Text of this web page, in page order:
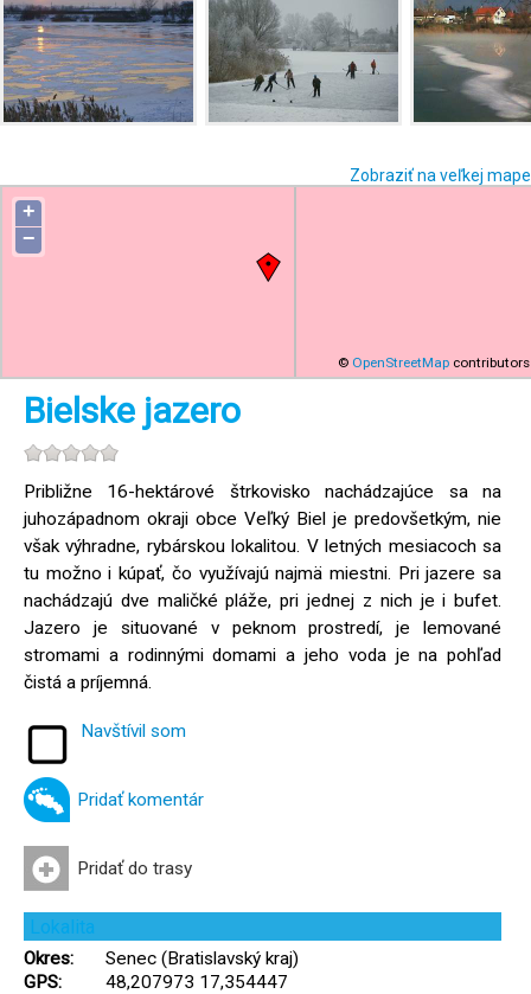
Zobraziť na veľkej mape
+
−
© OpenStreetMap contributors
Bielske jazero
Približne 16-hektárové štrkovisko nachádzajúce sa na
juhozápadnom okraji obce Veľký Biel je predovšetkým, nie
však výhradne, rybárskou lokalitou. V letných mesiacoch sa
tu možno i kúpať, čo využívajú najmä miestni. Pri jazere sa
nachádzajú dve maličké pláže, pri jednej z nich je i bufet.
Jazero je situované v peknom prostredí, je lemované
stromami a rodinnými domami a jeho voda je na pohľad
čistá a príjemná.
Navštívil som
Pridať komentár
Pridať do trasy
Lokalita
Okres:
Senec (Bratislavský kraj)
GPS:
48,207973 17,354447